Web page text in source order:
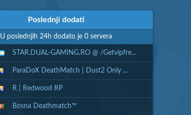
Poslednji dodati
U poslednjih 24h dodato je 0 servera
STAR.DUAL-GAMING.RO @ /Getvipfre...
ParaDoX DeathMatch | Dust2 Only ...
R | Redwood RP
Bosna Deathmatch™